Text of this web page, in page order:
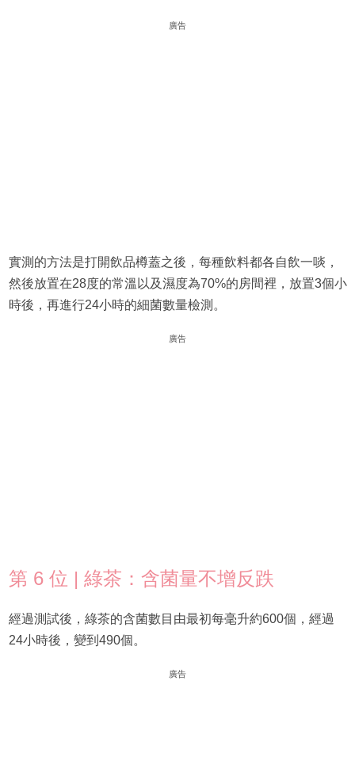
廣告
實測的方法是打開飲品樽蓋之後，每種飲料都各自飲一啖，
然後放置在28度的常溫以及濕度為70%的房間裡，放置3個小
時後，再進行24小時的細菌數量檢測。
廣告
第 6 位 | 綠茶：含菌量不增反跌
經過測試後，綠茶的含菌數目由最初每毫升約600個，經過
24小時後，變到490個。
廣告